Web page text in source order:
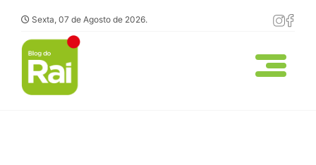
Sexta, 07 de Agosto de 2026.